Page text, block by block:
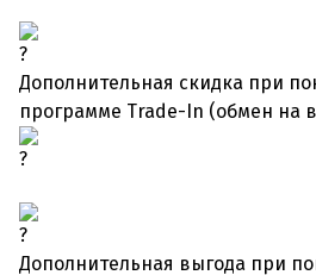
Дополнительная скидка при
программе Trade-In (обмен на
Дополнительная выгода при